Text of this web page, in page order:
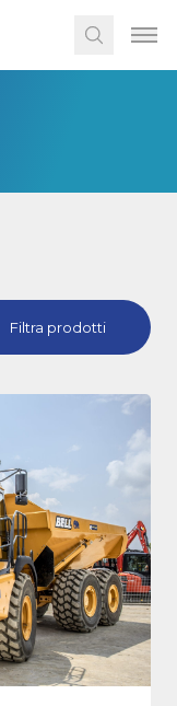
Filtra prodotti